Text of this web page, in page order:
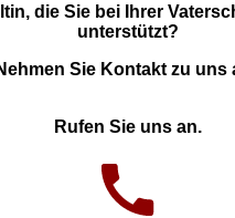
die Sie bei Ihrer
unterstützt?
Sie Kontakt zu uns
Rufen Sie uns an.